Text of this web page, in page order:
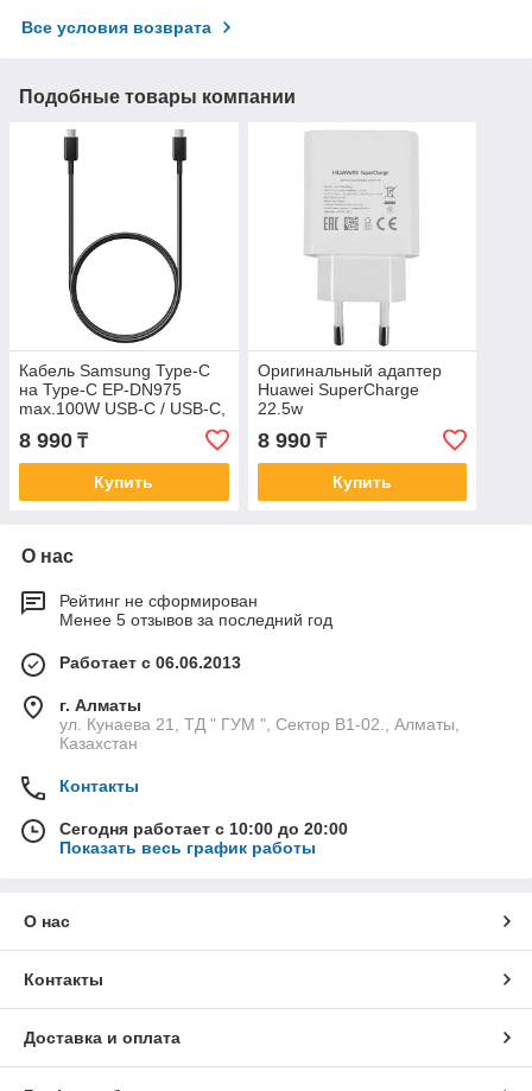
Все условия возврата
Подобные товары компании
Кабель Samsung Type-C
на Type-C EP-DN975
max.100W USB-C / USB-C,
1м, черный
8 990 ₸
Купить
Оригинальный адаптер
Huawei SuperCharge
22.5w
8 990₸
Купить
О нас
Рейтинг не сформирован
Менее 5 отзывов за последний год
Работает с 06.06.2013
г. Алматы
ул. Кунаева 21, ТД " ГУМ ", Сектор В1-02., Алматы,
Казахстан
Контакты
Сегодня работает с 10:00 до 20:00
Показать весь график работы
О нас
Контакты
Доставка и оплата